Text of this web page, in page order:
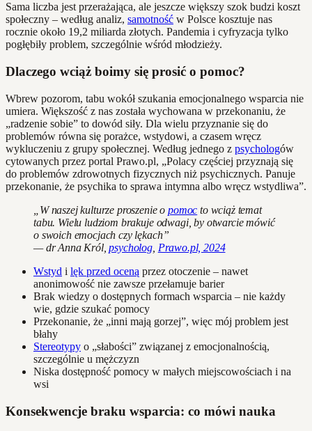
Sama liczba jest przerażająca, ale jeszcze większy szok budzi koszt
społeczny – według analiz, samotność w Polsce kosztuje nas
rocznie około 19,2 miliarda złotych. Pandemia i cyfryzacja tylko
pogłębiły problem, szczególnie wśród młodzieży.
Dlaczego wciąż boimy się prosić o pomoc?
Wbrew pozorom, tabu wokół szukania emocjonalnego wsparcia nie
umiera. Większość z nas została wychowana w przekonaniu, że
„radzenie sobie” to dowód siły. Dla wielu przyznanie się do
problemów równa się porażce, wstydowi, a czasem wręcz
wykluczeniu z grupy społecznej. Według jednego z psychologów
cytowanych przez portal Prawo.pl, „Polacy częściej przyznają się
do problemów zdrowotnych fizycznych niż psychicznych. Panuje
przekonanie, że psychika to sprawa intymna albo wręcz wstydliwa”.
„W naszej kulturze proszenie opomoc to wciąż temat
tabu. Wielu ludziom brakuje odwagi, by otwarcie mówić
o swoich emocjach czy lękach”
— dr Anna Król,psycholog Prawo.pl, 2024
Wstyd i lęk przed oceną przez otoczenie – nawet
anonimowość nie zawsze przełamuje barier
Brak wiedzy o dostępnych formach wsparcia – nie każdy
wie, gdzie szukać pomocy
Przekonanie, że „inni mają gorzej”, więc mój problem jest
błahy
Stereotypy o „słabości” związanej z emocjonalnością,
szczególnie u mężczyzn
Niska dostępność pomocy w małych miejscowościach i na
wsi
Konsekwencje braku wsparcia: co mówi nauka